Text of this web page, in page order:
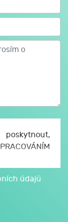
166/11, 602
souhlas se
údajů,
údajů